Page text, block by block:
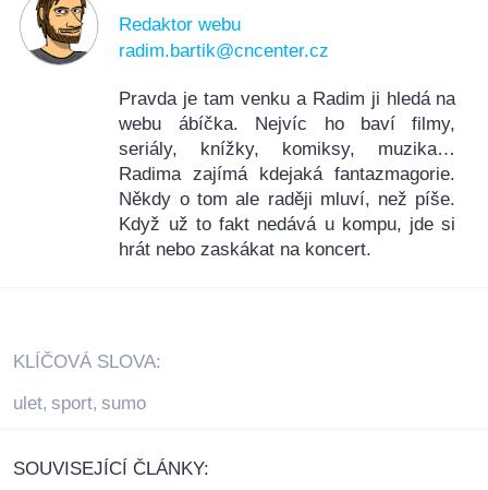
Redaktor webu
radim.bartik@cncenter.cz
Pravda je tam venku a Radim ji hledá na
webu ábíčka. Nejvíc ho baví filmy,
seriály, knížky, komiksy, muzika…
Radima zajímá kdejaká fantazmagorie.
Někdy o tom ale raději mluví, než píše.
Když už to fakt nedává u kompu, jde si
hrát nebo zaskákat na koncert.
KLÍČOVÁ SLOVA:
ulet, sport, sumo
SOUVISEJÍCÍ ČLÁNKY: